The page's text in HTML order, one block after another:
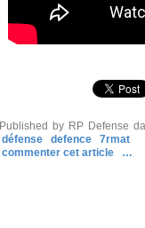
Published by RP Defense
défense
defence
7rmat
commenter cet article
…